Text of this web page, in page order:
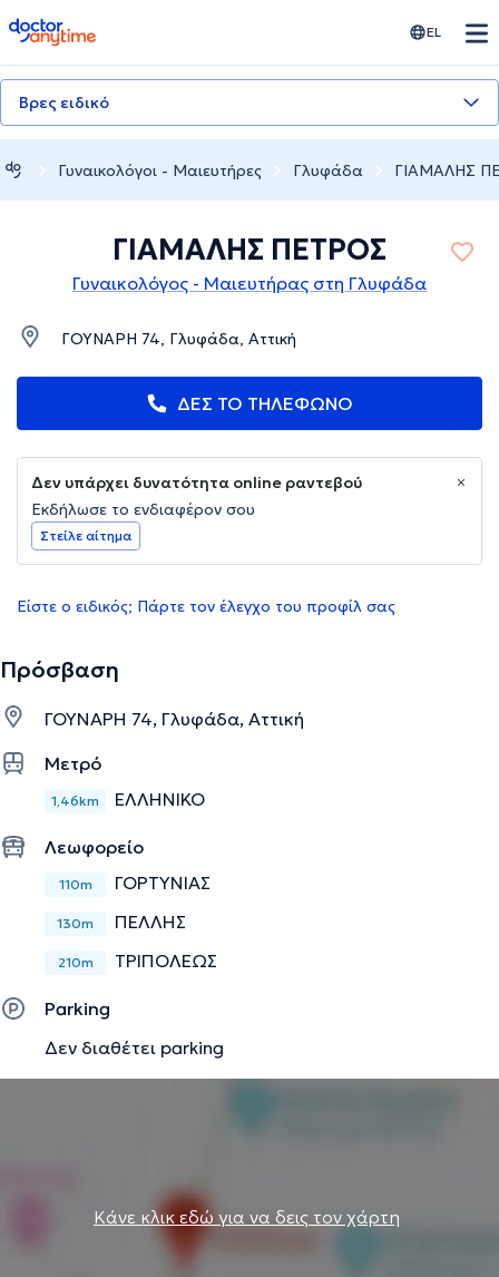
doctoranytime EL
Βρες ειδικό
Γυναικολόγοι - Μαιευτήρες Γλυφάδα ΓΙΑΜΑΛΗΣ
ΓΙΑΜΑΛΗΣ ΠΕΤΡΟΣ
Γυναικολόγος - Μαιευτήρας στη Γλυφάδα
ΓΟΥΝΑΡΗ 74, Γλυφάδα, Αττική
ΔΕΣ ΤΟ ΤΗΛΕΦΩΝΟ
Δεν υπάρχει δυνατότητα online ραντεβού
Εκδήλωσε το ενδιαφέρον σου
Στείλε αίτημα
Είστε ο ειδικός; Πάρτε τον έλεγχο του προφίλ σας
Πρόσβαση
ΓΟΥΝΑΡΗ 74, Γλυφάδα, Αττική
Μετρό
1,46km ΕΛΛΗΝΙΚΟ
Λεωφορείο
110m ΓΟΡΤΥΝΙΑΣ
130m ΠΕΛΛΗΣ
210m ΤΡΙΠΟΛΕΩΣ
Parking
Δεν διαθέτει parking
Κάνε κλικ εδώ για να δεις τον χάρτη